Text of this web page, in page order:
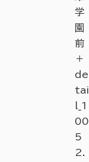
学
園
前
＋
de
tai
l_1
00
5
2.